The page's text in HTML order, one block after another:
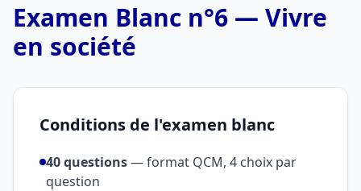
Examen Blanc n°6 — Vivre
en société
Conditions de l'examen blanc
40 questions— format QCM, 4 choix par
question